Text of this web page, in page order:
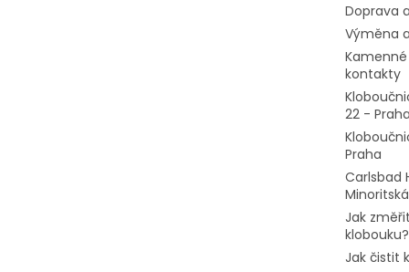
Doprava
Výměna
kontakty
22 - Praha
Praha
Carlsbad
Jak
klobouku?
Jak čistit